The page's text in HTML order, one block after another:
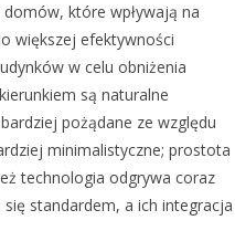
które wpływają na
większej efektywności
w celu obniżenia
są naturalne
pożądane ze względu
minimalistyczne; prostota
technologia odgrywa coraz
standardem, a ich integracja